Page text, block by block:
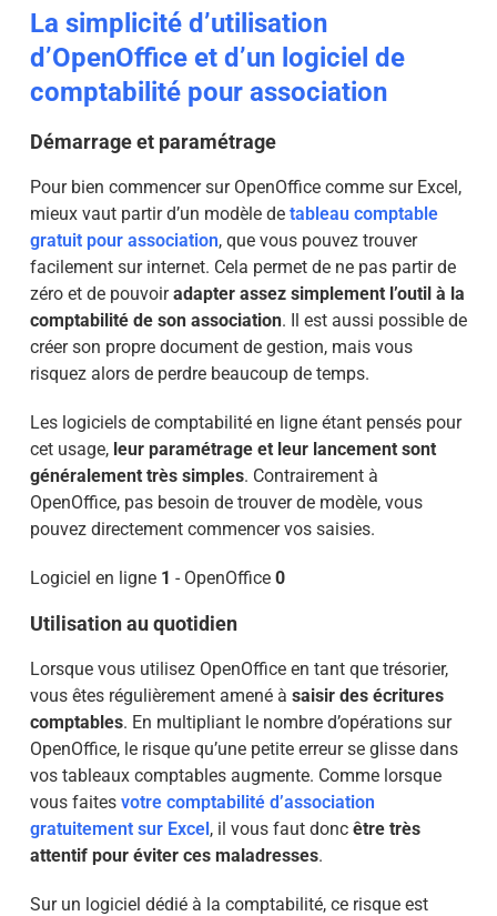
La simplicité d’utilisation
d’OpenOffice et d’un logiciel de
comptabilité pour association
Démarrage et paramétrage
Pour bien commencer sur OpenOffice comme sur Excel,
mieux vaut partir d’un modèle de tableau comptable
gratuit pour association, que vous pouvez trouver
facilement sur internet. Cela permet de ne pas partir de
zéro et de pouvoiradapter assez simplement l’outil à la
comptabilité de son association. Il est aussi possible de
créer son propre document de gestion, mais vous
risquez alors de perdre beaucoup de temps.
Les logiciels de comptabilité en ligne étant pensés pour
cet usage, leur paramétrage et leur lancement sont
généralement très simples. Contrairement à
OpenOffice, pas besoin de trouver de modèle, vous
pouvez directement commencer vos saisies.
Logiciel en ligne 1 - OpenOffice0
Utilisation au quotidien
Lorsque vous utilisez OpenOffice en tant que trésorier,
vous êtes régulièrement amené à saisir des écritures
comptables. En multipliant le nombre d’opérations sur
OpenOffice, le risque qu’une petite erreur se glisse dans
vos tableaux comptables augmente. Comme lorsque
vous faites votre comptabilité d’association
gratuitement sur Excel, il vous faut donc être très
attentif pour éviter ces maladresses.
Sur un logiciel dédié à la comptabilité, ce risque est